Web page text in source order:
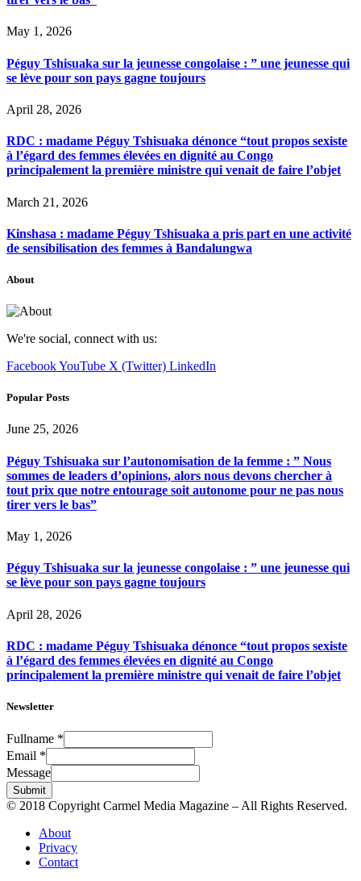
May 1, 2026
Péguy Tshisuaka sur la jeunesse congolaise : ” une jeunesse qui
se lève pour son pays gagne toujours
April 28, 2026
RDC : madame Péguy Tshisuaka dénonce “tout propos sexiste
à l’égard des femmes élevées en dignité au Congo
principalement la première ministre qui venait de faire l’objet
March 21, 2026
Kinshasa : madame Péguy Tshisuaka a pris part en une activité
de sensibilisation des femmes à Bandalungwa
About
We're social, connect with us:
FacebookYouTube X (Twitter) LinkedIn
Popular Posts
June 25, 2026
Péguy Tshisuaka sur l’autonomisation de la femme : ” Nous
sommes de leaders d’opinions, alors nous devons chercher à
tout prix que notre entourage soit autonome pour ne pas nous
tirer vers le bas”
May 1, 2026
Péguy Tshisuaka sur la jeunesse congolaise : ” une jeunesse qui
se lève pour son pays gagne toujours
April 28, 2026
RDC : madame Péguy Tshisuaka dénonce “tout propos sexiste
à l’égard des femmes élevées en dignité au Congo
principalement la première ministre qui venait de faire l’objet
Newsletter
Fullname *
Email *
Message
Submit
© 2018 Copyright Carmel Media Magazine – All Rights Reserved.
About
Privacy
Contact